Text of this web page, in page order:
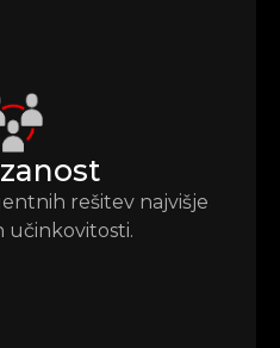
rešitev najvišje
učinkovitosti.